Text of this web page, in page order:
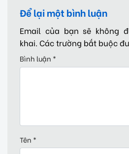
Để lại một bình luận
Email của bạn sẽ không
khai. Các trường bắt buộc
Bình luận *
Tên *